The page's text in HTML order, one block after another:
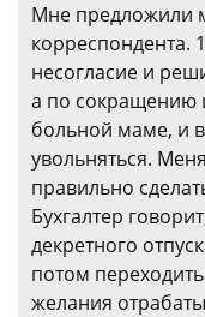
Мне предложили
корреспондента.
несогласие и
а по сокращению
больной маме, и
увольняться.
правильно
Бухгалтер
декретного
потом
желания